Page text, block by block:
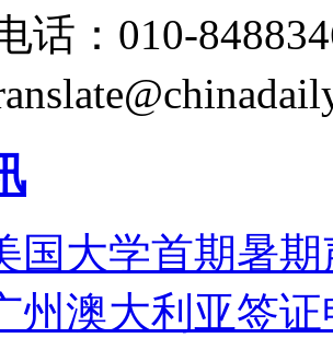
话：010-
国大学首期暑
州澳大利亚签